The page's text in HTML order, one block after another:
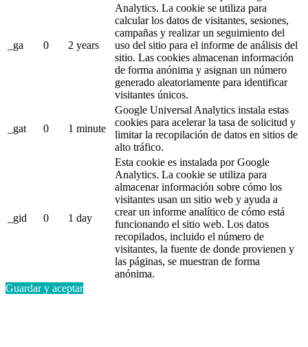
_ga 0 2 years
Analytics. La cookie se utiliza para
calcular los datos de visitantes, sesiones,
campañas y realizar un seguimiento del
uso del sitio para el informe de análisis del
sitio. Las cookies almacenan información
de forma anónima y asignan un número
generado aleatoriamente para identificar
visitantes únicos.
_gat 0 1 minute
Google Universal Analytics instala estas
cookies para acelerar la tasa de solicitud y
limitar la recopilación de datos en sitios de
alto tráfico.
_gid 0 1 day
Esta cookie es instalada por Google
Analytics. La cookie se utiliza para
almacenar información sobre cómo los
visitantes usan un sitio web y ayuda a
crear un informe analítico de cómo está
funcionando el sitio web. Los datos
recopilados, incluido el número de
visitantes, la fuente de donde provienen y
las páginas, se muestran de forma
anónima.
Guardar y aceptar